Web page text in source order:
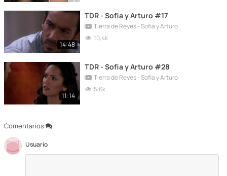
Comentarios
Usuario
14:48
TDR - Sofia y Arturo #17
Tierra de Reyes - Sofia y Arturo
10,4k
11:14
TDR - Sofia y Arturo #28
Tierra de Reyes - Sofia y Arturo
5,6k